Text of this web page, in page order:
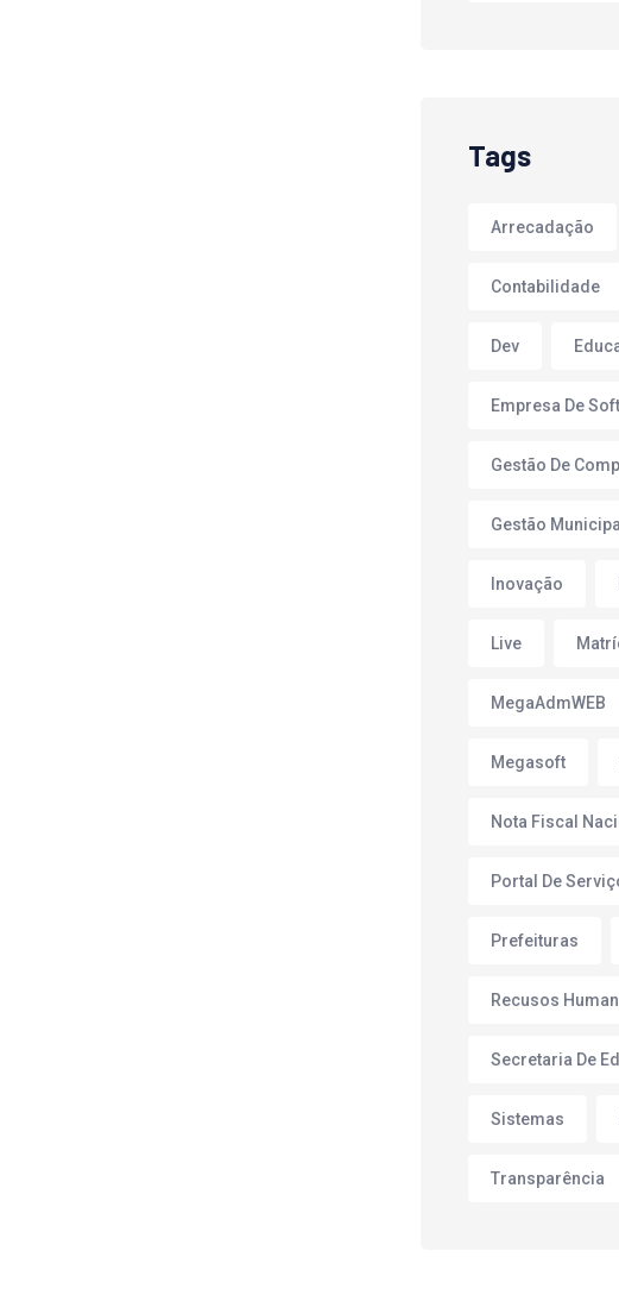
Tags
Arrecadação
Contabilidade
Dev
Empresa De
Gestão De
Gestão Municipal
Inovação
Live
MegaAdmWEB
Megasoft
Nota Fiscal
Portal De
Prefeituras
Recusos
Secretaria De
Sistemas
Transparência